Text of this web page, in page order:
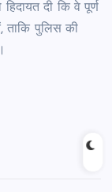
दी कि वे पूर्ण
ताकि पुलिस की